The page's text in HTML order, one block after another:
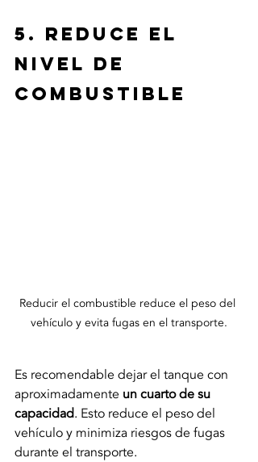
5. Reduce el
nivel de
combustible
Reducir el combustible reduce el peso del
vehículo y evita fugas en el transporte.
Es recomendable dejar el tanque con
aproximadamente un cuarto de su
capacidad. Esto reduce el peso del
vehículo y minimiza riesgos de fugas
durante el transporte.